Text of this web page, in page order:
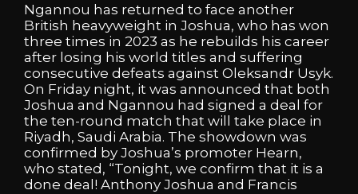
Ngannou has returned to face another
British heavyweight in Joshua, who has won
three times in 2023 as he rebuilds his career
after losing his world titles and suffering
consecutive defeats against Oleksandr Usyk.
On Friday night, it was announced that both
Joshua and Ngannou had signed a deal for
the ten-round match that will take place in
Riyadh, Saudi Arabia. The showdown was
confirmed by Joshua’s promoter Hearn,
who stated, “Tonight, we confirm that it is a
done deal! Anthony Joshua and Francis